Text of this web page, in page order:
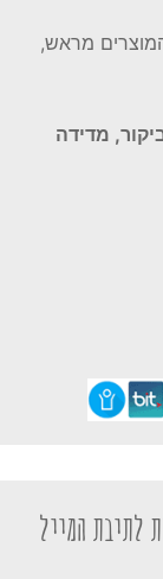
מראש,
מדידה
לתיבת המייל